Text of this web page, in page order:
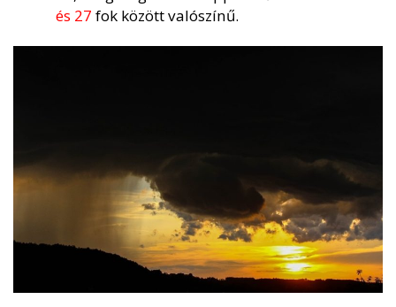
és 27 fok között valószínű.